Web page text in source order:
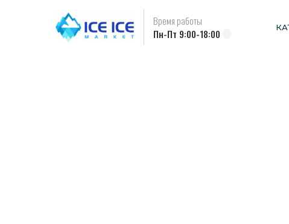
Пн-Пт 9:00-18:00
Время работы